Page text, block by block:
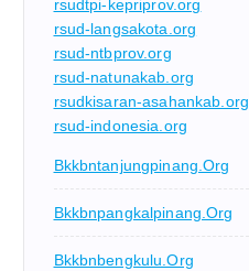
rsudtpi-kepriprov.org
rsud-langsakota.org
rsud-ntbprov.org
rsud-natunakab.org
rsudkisaran-asahankab.org
rsud-indonesia.org
Bkkbntanjungpinang.org
Bkkbnpangkalpinang.org
Bkkbnbengkulu.org